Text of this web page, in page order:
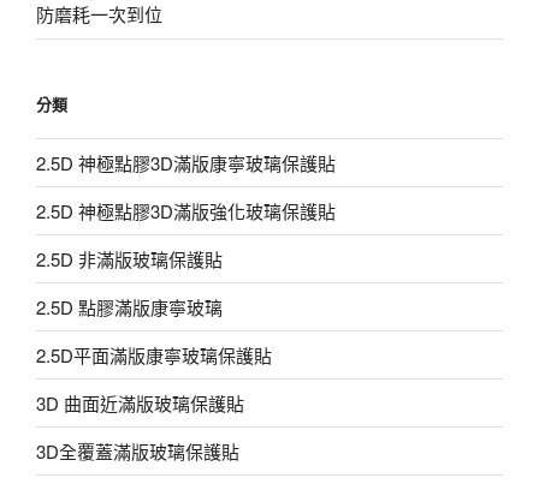
防磨耗一次到位
分類
2.5D 神極點膠3D滿版康寧玻璃保護貼
2.5D 神極點膠3D滿版強化玻璃保護貼
2.5D 非滿版玻璃保護貼
2.5D 點膠滿版康寧玻璃
2.5D平面滿版康寧玻璃保護貼
3D 曲面近滿版玻璃保護貼
3D全覆蓋滿版玻璃保護貼